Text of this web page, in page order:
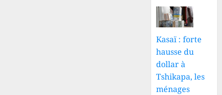
Kasaï : forte
hausse du
dollar à
Tshikapa, les
ménages